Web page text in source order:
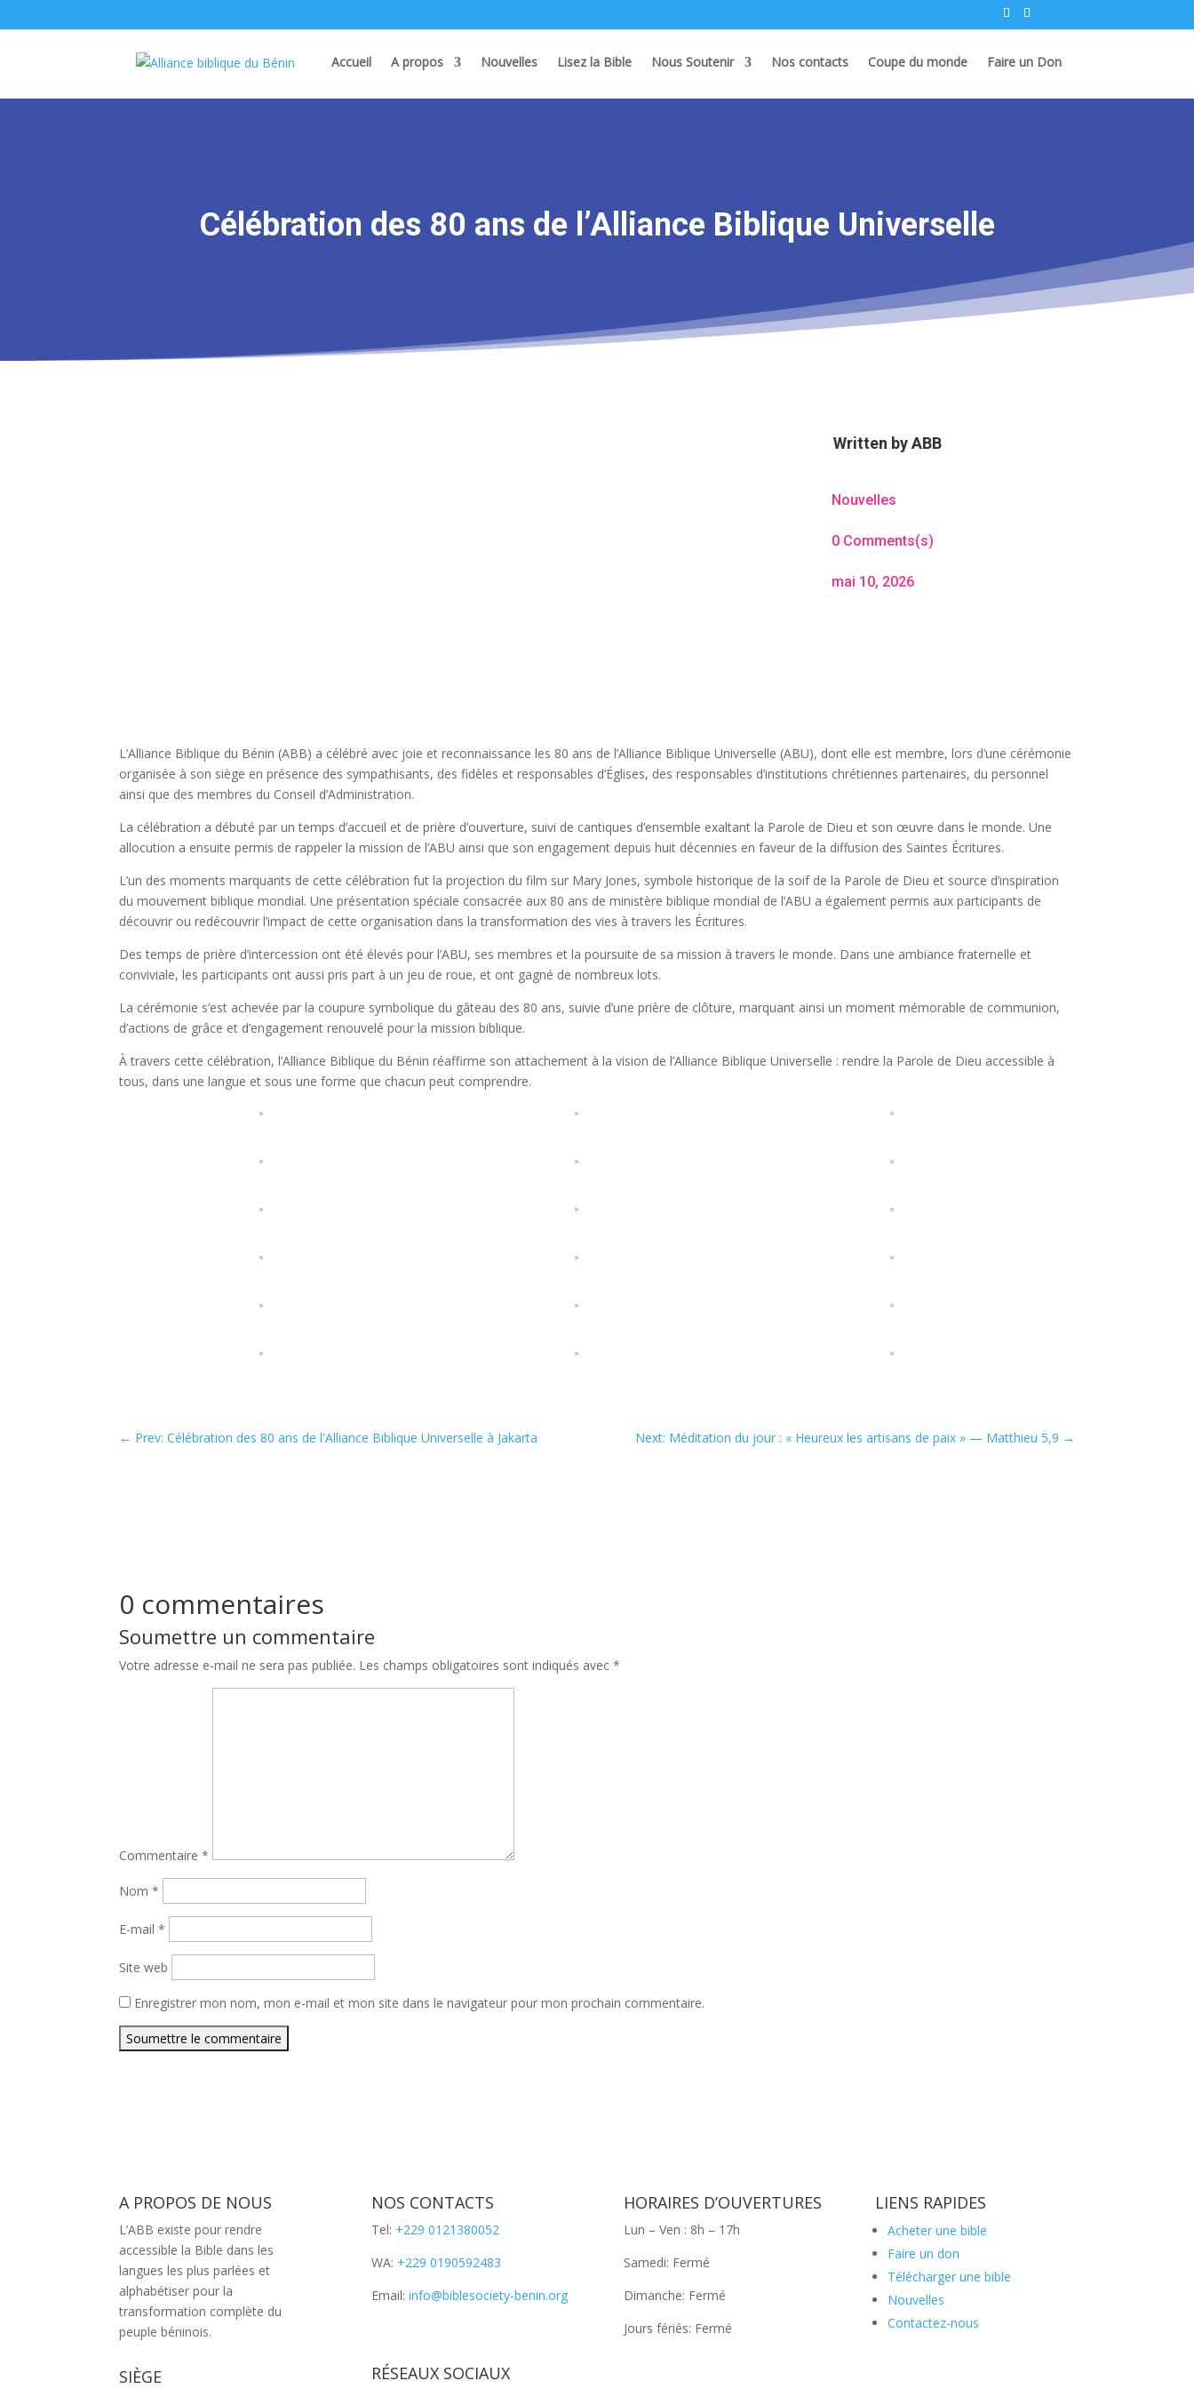
Accueil A propos Nouvelles Lisez la Bible Nous Soutenir Nos contacts Coupe du monde Faire un Don
Célébration des 80 ans de l’Alliance Biblique Universelle
Written byABB
Nouvelles
0 Comments(s)
mai 10, 2026
L’Alliance Biblique du Bénin (ABB) a célébré avec joie et reconnaissance les 80 ans de l’Alliance Biblique Universelle (ABU), dont elle est membre, lors d’une cérémonie
organisée à son siège en présence des sympathisants, des fidèles et responsables d’Églises, des responsables d’institutions chrétiennes partenaires, du personnel
ainsi que des membres du Conseil d’Administration.
La célébration a débuté par un temps d’accueil et de prière d’ouverture, suivi de cantiques d’ensemble exaltant la Parole de Dieu et son œuvre dans le monde. Une
allocution a ensuite permis de rappeler la mission de l’ABU ainsi que son engagement depuis huit décennies en faveur de la diffusion des Saintes Écritures.
L’un des moments marquants de cette célébration fut la projection du film sur Mary Jones, symbole historique de la soif de la Parole de Dieu et source d’inspiration
du mouvement biblique mondial. Une présentation spéciale consacrée aux 80 ans de ministère biblique mondial de l’ABU a également permis aux participants de
découvrir ou redécouvrir l’impact de cette organisation dans la transformation des vies à travers les Écritures.
Des temps de prière d’intercession ont été élevés pour l’ABU, ses membres et la poursuite de sa mission à travers le monde. Dans une ambiance fraternelle et
conviviale, les participants ont aussi pris part à un jeu de roue, et ont gagné de nombreux lots.
La cérémonie s’est achevée par la coupure symbolique du gâteau des 80 ans, suivie d’une prière de clôture, marquant ainsi un moment mémorable de communion,
d’actions de grâce et d’engagement renouvelé pour la mission biblique.
À travers cette célébration, l’Alliance Biblique du Bénin réaffirme son attachement à la vision de l’Alliance Biblique Universelle : rendre la Parole de Dieu accessible à
tous, dans une langue et sous une forme que chacun peut comprendre.
← Prev: Célébration des 80 ans de l'Alliance Biblique Universelle à Jakarta Next: Méditation du jour : « Heureux les artisans de paix » — Matthieu 5,9 →
0 commentaires
Soumettre un commentaire
Votre adresse e-mail ne sera pas publiée. Les champs obligatoires sont indiqués avec*
Commentaire*
Nom*
E-mail*
Site web
Enregistrer mon nom, mon e-mail et mon site dans le navigateur pour mon prochain commentaire.
Soumettre le commentaire
A PROPOS DE NOUS
L’ABB existe pour rendre
accessible la Bible dans les
langues les plus parlées et
alphabétiser pour la
transformation complète du
peuple béninois.
SIÈGE
NOS CONTACTS
Tel: +229 0121380052
WA: +229 0190592483
Email: info@biblesociety-benin.org
RÉSEAUX SOCIAUX
HORAIRES D’OUVERTURES
Lun – Ven : 8h – 17h
Samedi: Fermé
Dimanche: Fermé
Jours fériés: Fermé
LIENS RAPIDES
Acheter une bible
Faire un don
Télécharger une bible
Nouvelles
Contactez-nous